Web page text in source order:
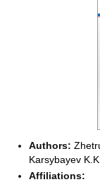
Authors:
Karsybayev K.K.
Affiliations: